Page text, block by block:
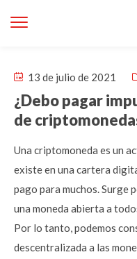
13 de julio de 2021
¿Debo pagar
de
Una criptomoneda es un
existe en una cartera
pago para muchos. Surge
una moneda abierta a
Por lo tanto, podemos
descentralizada a las